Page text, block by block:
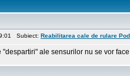
Subiect: Reabilitarea cale de rulare
ale sensurilor nu se vor